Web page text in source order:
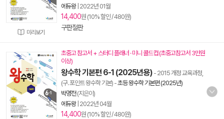
미리보기
에듀왕| 2022년 01월
14,400원 (10% 할인 / 480원)
구판절판
초중고 참고서 + 스터디 플래너 · 미니 콜드컵 (초중고참고서 3만원
이상)
왕수학 기본편 6-1 (2025년용) - 2015 개정 교육과정,
(구. 포인트 왕수학 기본) -초등 왕수학 기본편 (2025년)
박명전(지은이)
에듀왕| 2022년 04월
14,400원 (10% 할인 / 480원)